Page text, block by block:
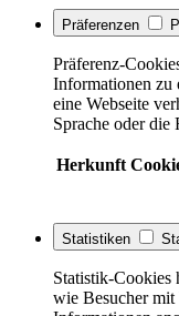
Präferenzen
Präferenz-
Informationen zu
eine Webseite
Sprache oder die
Herkunft
Statistiken
Statistik-Cookies
wie Besucher mit